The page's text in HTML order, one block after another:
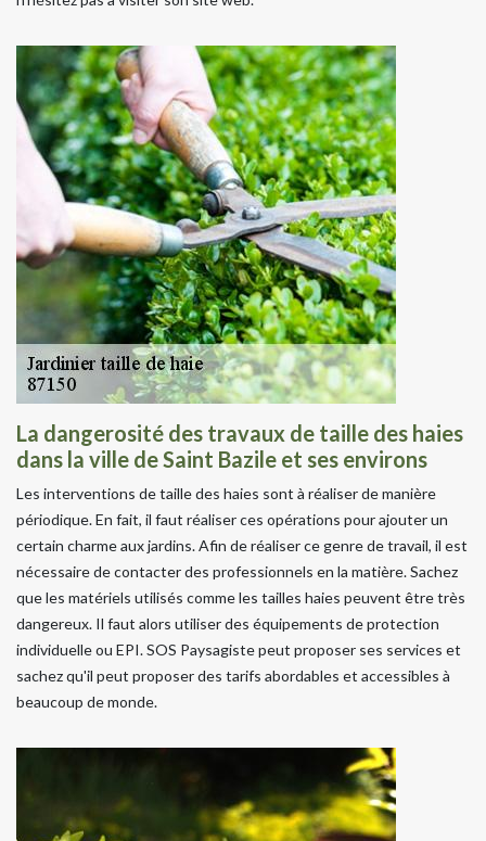
La dangerosité des travaux de taille des haies
dans la ville de Saint Bazile et ses environs
Les interventions de taille des haies sont à réaliser de manière
périodique. En fait, il faut réaliser ces opérations pour ajouter un
certain charme aux jardins. Afin de réaliser ce genre de travail, il est
nécessaire de contacter des professionnels en la matière. Sachez
que les matériels utilisés comme les tailles haies peuvent être très
dangereux. Il faut alors utiliser des équipements de protection
individuelle ou EPI. SOS Paysagiste peut proposer ses services et
sachez qu'il peut proposer des tarifs abordables et accessibles à
beaucoup de monde.